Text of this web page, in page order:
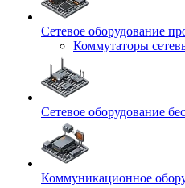
Сетевое оборудование
Коммутаторы
Сетевое оборудование
Коммуникационное